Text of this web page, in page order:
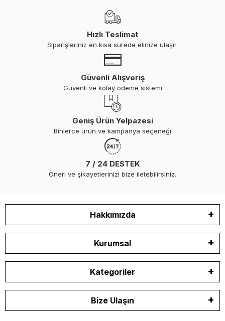
Hızlı Teslimat
Siparişleriniz en kısa sürede elinize ulaşır.
Güvenli Alışveriş
Güvenli ve kolay ödeme sistemi
Geniş Ürün Yelpazesi
Binlerce ürün ve kampanya seçeneği
7 / 24 DESTEK
Öneri ve şikayetlerinizi bize iletebilirsiniz.
Hakkımızda
Kurumsal
Kategoriler
Bize Ulaşın